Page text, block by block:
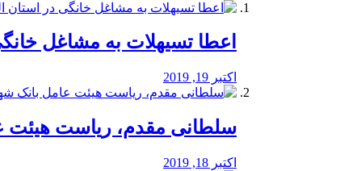
️اعطا تسیهلات به مشاغل
اکتبر 19, 2019
سلطانی مقدم، ریاست هیئت
اکتبر 18, 2019